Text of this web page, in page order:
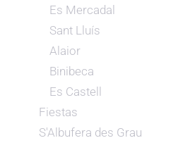
Es Mercadal
Sant Lluís
Alaior
Binibeca
Es Castell
Fiestas
S'Albufera des Grau